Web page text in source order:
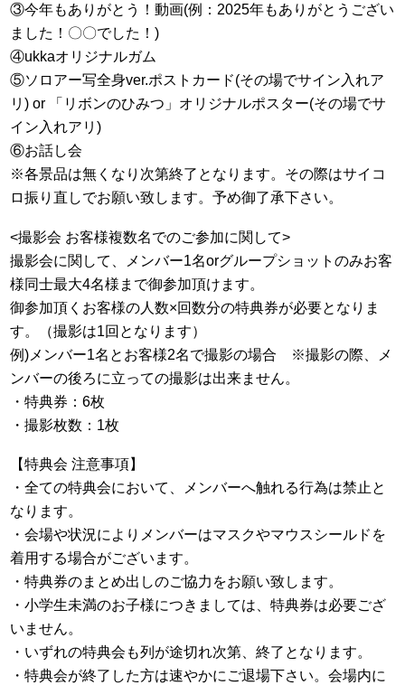
③今年もありがとう！動画(例：2025年もありがとうござい
ました！〇〇でした！)
④ukkaオリジナルガム
⑤ソロアー写全身ver.ポストカード(その場でサイン入れア
リ) or 「リボンのひみつ」オリジナルポスター(その場でサ
イン入れアリ)
⑥お話し会
※各景品は無くなり次第終了となります。その際はサイコ
ロ振り直しでお願い致します。予め御了承下さい。
<撮影会 お客様複数名でのご参加に関して>
撮影会に関して、メンバー1名orグループショットのみお客
様同士最大4名様まで御参加頂けます。
御参加頂くお客様の人数×回数分の特典券が必要となりま
す。（撮影は1回となります）
例)メンバー1名とお客様2名で撮影の場合 ※撮影の際、メ
ンバーの後ろに立っての撮影は出来ません。
・特典券：6枚
・撮影枚数：1枚
【特典会 注意事項】
・全ての特典会において、メンバーへ触れる行為は禁止と
なります。
・会場や状況によりメンバーはマスクやマウスシールドを
着用する場合がございます。
・特典券のまとめ出しのご協力をお願い致します。
・小学生未満のお子様につきましては、特典券は必要ござ
いません。
・いずれの特典会も列が途切れ次第、終了となります。
・特典会が終了した方は速やかにご退場下さい。会場内に